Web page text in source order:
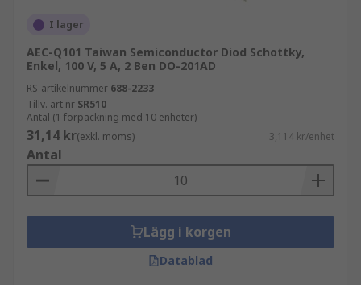
I lager
AEC-Q101 Taiwan Semiconductor Diod Schottky,
Enkel, 100 V, 5 A, 2 Ben DO-201AD
RS-artikelnummer 688-2233
Tillv. art.nr SR510
Antal (1 förpackning med 10 enheter)
31,14 kr(exkl. moms) 3,114 kr/enhet
Antal
Lägg i korgen
Datablad